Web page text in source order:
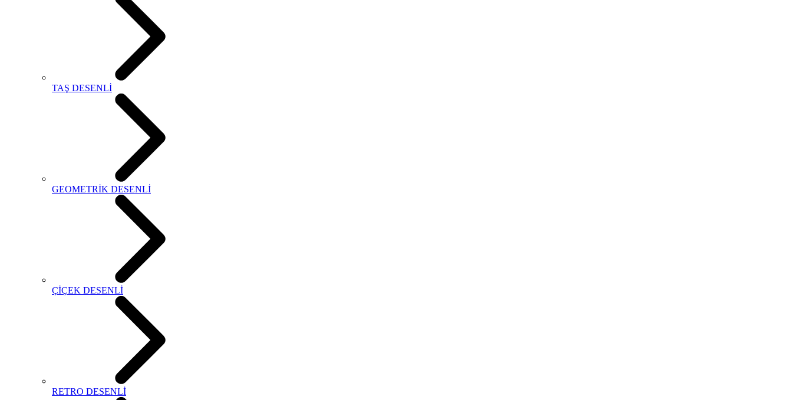
TAŞ DESENLİ
GEOMETRİK DESENLİ
ÇİÇEK DESENLİ
RETRO DESENLİ